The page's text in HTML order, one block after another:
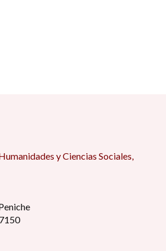
Metropolitana Tizayuca»
del Estado de Hidalgo en
Nacional de las
am
y Ciencias Sociales,